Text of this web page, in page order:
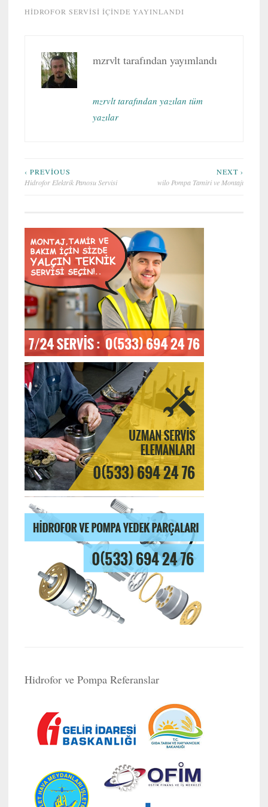
HIDROFOR SERVISI IÇINDE YAYINLANDI
mzrvlt tarafından yayımlandı
mzrvlt tarafından yazılan tüm
yazılar
Yazı
gezinmesi
‹ PREVIOUS
Hidrofor Elektrik Panosu Servisi
NEXT ›
wilo Pompa Tamiri ve Montajı
Hidrofor ve Pompa Referanslar